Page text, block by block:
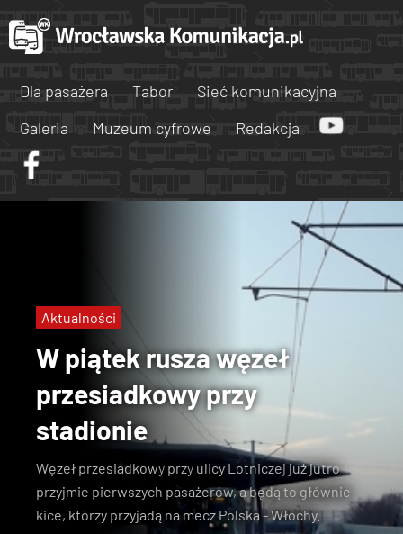
Dla pasażera Tabor
Sieć komunikacyjna
Galeria
Muzeum cyfrowe Redakcja
W piątek rusza węzeł
przesiadkowy przy
stadionie
Węzeł przesiadkowy przy ulicy Lotniczejjuż jutro
przyjmie pierwszych pasażerów, a będą to głównie
kice, którzy przyjadą na mecz Polska - Włochy.
Aktualności